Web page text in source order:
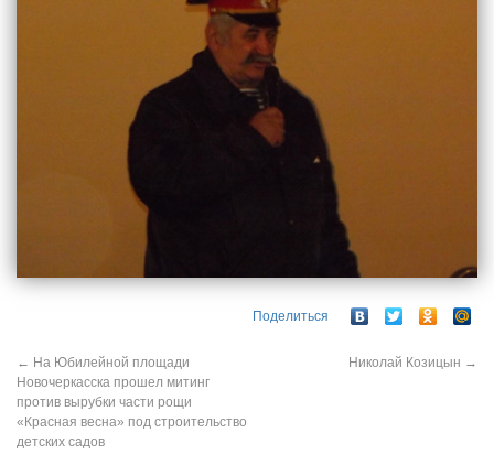
Поделиться
← На Юбилейной площади
Новочеркасска прошел митинг
против вырубки части рощи
«Красная весна» под строительство
детских садов
Николай Козицын →